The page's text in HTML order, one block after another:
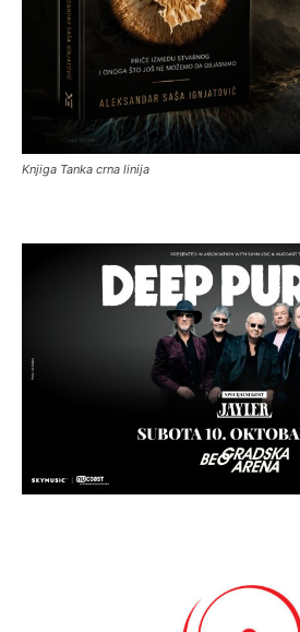
Knjiga Tanka crna linija